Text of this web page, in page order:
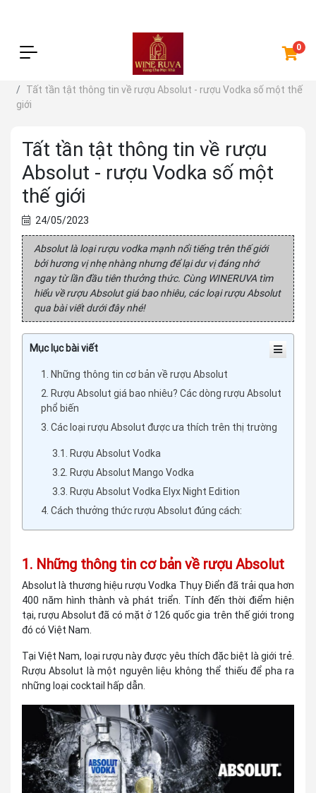
Tất tần tật thông tin về rượu Absolut - rượu Vodka số một thế
giới
Tất tần tật thông tin về rượu
Absolut - rượu Vodka số một
thế giới
24/05/2023
Absolut là loại rượu vodka mạnh nổi tiếng trên thế giới
bởi hương vị nhẹ nhàng nhưng để lại dư vị đáng nhớ
ngay từ lần đầu tiên thưởng thức. Cùng WINERUVA tìm
hiểu về rượu Absolut giá bao nhiêu, các loại rượu Absolut
qua bài viết dưới đây nhé!
Mục lục bài viết
1. Những thông tin cơ bản về rượu Absolut
2. Rượu Absolut giá bao nhiêu? Các dòng rượu Absolut
phổ biến
3. Các loại rượu Absolut được ưa thích trên thị trường
3.1. Rượu Absolut Vodka
3.2. Rượu Absolut Mango Vodka
3.3. Rượu Absolut Vodka Elyx Night Edition
4. Cách thưởng thức rượu Absolut đúng cách:
1. Những thông tin cơ bản về rượu Absolut
Absolut là thương hiệu rượu Vodka Thụy Điển đã trải qua hơn
400 năm hình thành và phát triển. Tính đến thời điểm hiện
tại, rượu Absolut đã có mặt ở 126 quốc gia trên thế giới trong
đó có Việt Nam.
Tại Việt Nam, loại rượu này được yêu thích đặc biệt là giới trẻ.
Rượu Absolut là một nguyên liệu không thể thiếu để pha ra
những loại cocktail hấp dẫn.